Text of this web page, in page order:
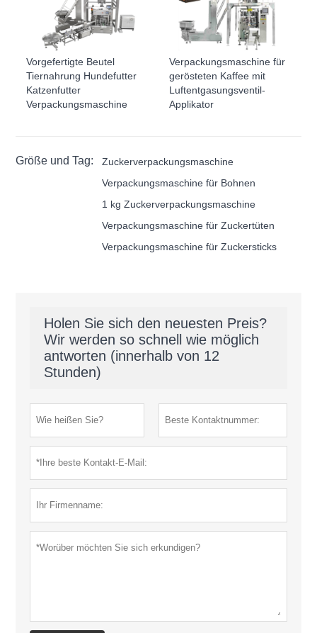
Vorgefertigte Beutel
Tiernahrung Hundefutter
Katzenfutter
Verpackungsmaschine
Verpackungsmaschine für
gerösteten Kaffee mit
Luftentgasungsventil-
Applikator
Größe und Tag:
Zuckerverpackungsmaschine
Verpackungsmaschine für Bohnen
1 kg Zuckerverpackungsmaschine
Verpackungsmaschine für Zuckertüten
Verpackungsmaschine für Zuckersticks
Holen Sie sich den neuesten Preis?
Wir werden so schnell wie möglich
antworten (innerhalb von 12
Stunden)